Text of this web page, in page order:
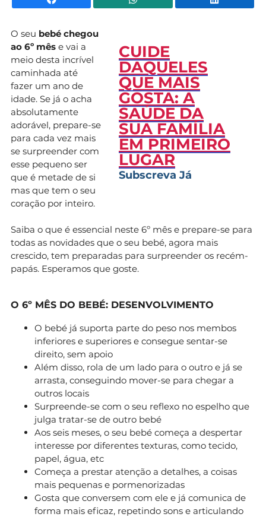
CUIDE
DAQUELES
QUE MAIS
GOSTA: A
SAÚDE DA
SUA FAMÍLIA
EM PRIMEIRO
LUGAR
Subscreva Já
O seu bebé chegou
ao 6º mês e vai a
meio desta incrível
caminhada até
fazer um ano de
idade. Se já o acha
absolutamente
adorável, prepare-se
para cada vez mais
se surpreender com
esse pequeno ser
que é metade de si
mas que tem o seu
coração por inteiro.
Saiba o que é essencial neste 6º mês e prepare-se para
todas as novidades que o seu bebé, agora mais
crescido, tem preparadas para surpreender os recém-
papás. Esperamos que goste.
O 6º MÊS DO BEBÉ: DESENVOLVIMENTO
O bebé já suporta parte do peso nos membos
inferiores e superiores e consegue sentar-se
direito, sem apoio
Além disso, rola de um lado para o outro e já se
arrasta, conseguindo mover-se para chegar a
outros locais
Surpreende-se com o seu reflexo no espelho que
julga tratar-se de outro bebé
Aos seis meses, o seu bebé começa a despertar
interesse por diferentes texturas, como tecido,
papel, água, etc
Começa a prestar atenção a detalhes, a coisas
mais pequenas e pormenorizadas
Gosta que conversem com ele e já comunica de
forma mais eficaz, repetindo sons e articulando